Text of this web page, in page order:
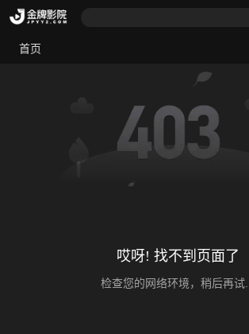
首页
哎呀! 找不到页面了
检查您的网络环境，稍后再试...